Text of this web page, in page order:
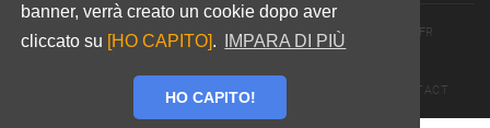
banner, verrà creato un cookie dopo aver
cliccato su [HO CAPITO]. IMPARA DI PIÙ
HO CAPITO!
© 2026 JALLATTE - ALL RIGHTS RESERVEDWWW.JALLATTE.FR
POLITIQUE DE CONFIDENTIALITÉ
CONTACT